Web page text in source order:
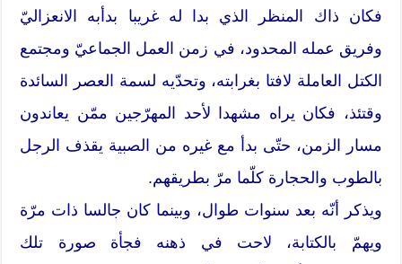
فكان ذاك المنظر الذي بدا له غريبا بدأبه الانعزاليّ
وفريق عمله المحدود، في زمن العمل الجماعيّ ومجتمع
الكتل العاملة لافتا بغرابته، وتحدّيه لسمة العصر السائدة
وقتئذ، فكان يراه مشهدا لأحد المهرّجين ممّن يعاندون
مسار الزمن، حتّى بدأ مع غيره من الصبية يقذف الرجل
بالطوب والحجارة كلّما مرّ بطريقهم.
ويذكر أنّه بعد سنوات طوال، وبينما كان جالسا ذات مرّة
ويهمّ بالكتابة، لاحت في ذهنه فجأة صورة تلك